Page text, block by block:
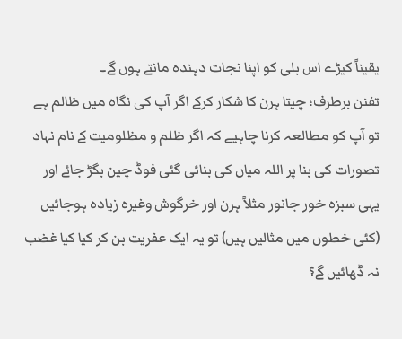
یقیناً کیڑے اس بلی کو اپنا نجات دہندہ مانتے ہوں گے۔
تفنن برطرف؛ چیتا ہرن کا شکار کرکے اگر آپ کی نگاہ میں ظالم ہے
تو آپ کو مطالعہ کرنا چاہیے کہ اگر ظلم و مظلومیت کے نام نہاد
تصورات کی بنا پر اللہ میاں کی بنائی گئی فوڈ چین بگڑ جائے اور
یہی سبزہ خور جانور مثلاً ہرن اور خرگوش وغیرہ زیادہ ہوجائیں
(کئی خطوں میں مثالیں ہیں) تو یہ ایک عفریت بن کر کیا کیا غضب
نہ ڈھائیں گے؟